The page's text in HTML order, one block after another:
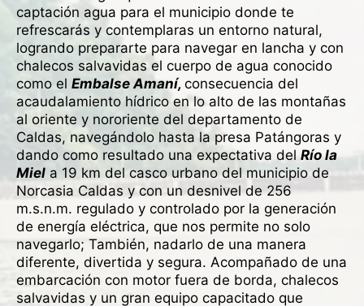
captación agua para el municipio donde te
refrescarás y contemplaras un entorno natural,
logrando prepararte para navegar en lancha y con
chalecos salvavidas el cuerpo de agua conocido
como el Embalse Amaní, consecuencia del
acaudalamiento hídrico en lo alto de las montañas
al oriente y nororiente del departamento de
Caldas, navegándolo hasta la presa Patángoras y
dando como resultado una expectativa del Río la
Miel a 19 km del casco urbano del municipio de
Norcasia Caldas y con un desnivel de 256
m.s.n.m. regulado y controlado por la generación
de energía eléctrica, que nos permite no solo
navegarlo; También, nadarlo de una manera
diferente, divertida y segura. Acompañado de una
embarcación con motor fuera de borda, chalecos
salvavidas y un gran equipo capacitado que